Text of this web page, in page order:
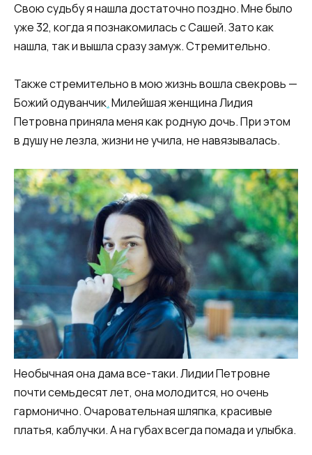
Свою судьбу я нашла достаточно поздно. Мне было
уже 32, когда я познакомилась с Сашей. Зато как
нашла, так и вышла сразу замуж. Стремительно.
Также стремительно в мою жизнь вошла свекровь —
Божий одуванчик.Милейшая женщина Лидия
Петровна приняла меня как родную дочь. При этом
в душу не лезла, жизни не учила, не навязывалась.
Необычная она дама все-таки. Лидии Петровне
почти семьдесят лет, она молодится, но очень
гармонично. Очаровательная шляпка, красивые
платья, каблучки. А на губах всегда помада и улыбка.